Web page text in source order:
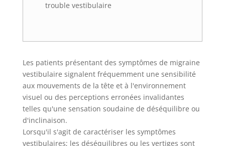
trouble vestibulaire
Les patients présentant des symptômes de migraine
vestibulaire signalent fréquemment une sensibilité
aux mouvements de la tête et à l'environnement
visuel ou des perceptions erronées invalidantes
telles qu'une sensation soudaine de déséquilibre ou
d'inclinaison.
Lorsqu'il s'agit de caractériser les symptômes
vestibulaires; les déséquilibres ou les vertiges sont